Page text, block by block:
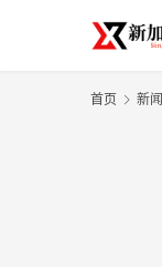
首页 新闻